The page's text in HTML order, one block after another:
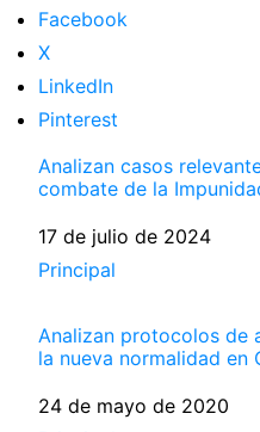
Facebook
X
LinkedIn
Pinterest
Analizan casos
combate de la
Fecha
17 de julio de 2024
Respecto a
Principal
Analizan protocolos de
la nueva normalidad en
Fecha
24 de mayo de 2020